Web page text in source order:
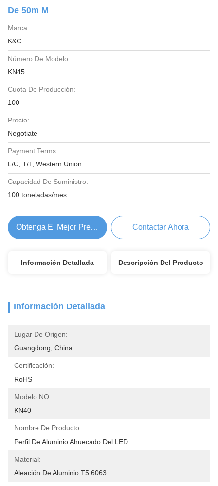
De 50m M
Marca:
K&C
Número De Modelo:
KN45
Cuota De Producción:
100
Precio:
Negotiate
Payment Terms:
L/C, T/T, Western Union
Capacidad De Suministro:
100 toneladas/mes
Obtenga El Mejor Precio Contactar Ahora
Información Detallada Descripción Del Producto
Información Detallada
Lugar De Origen:
Guangdong, China
Certificación:
RoHS
Modelo NO.:
KN40
Nombre De Producto:
Perfil De Aluminio Ahuecado Del LED
Material:
Aleación De Aluminio T5 6063